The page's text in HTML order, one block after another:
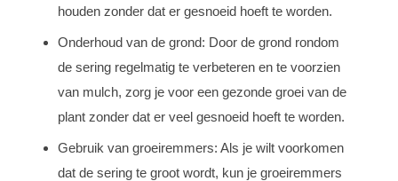
houden zonder dat er gesnoeid hoeft te worden.
Onderhoud van de grond: Door de grond rondom
de sering regelmatig te verbeteren en te voorzien
van mulch, zorg je voor een gezonde groei van de
plant zonder dat er veel gesnoeid hoeft te worden.
Gebruik van groeiremmers: Als je wilt voorkomen
dat de sering te groot wordt, kun je groeiremmers